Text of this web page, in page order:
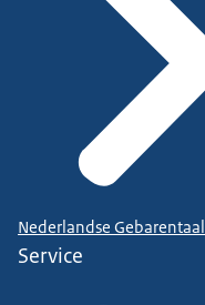
Nederlandse Gebarentaal
Service